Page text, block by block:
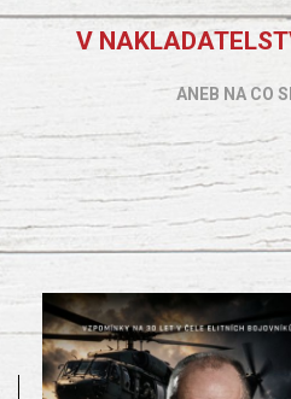
V
ANEB NA CO